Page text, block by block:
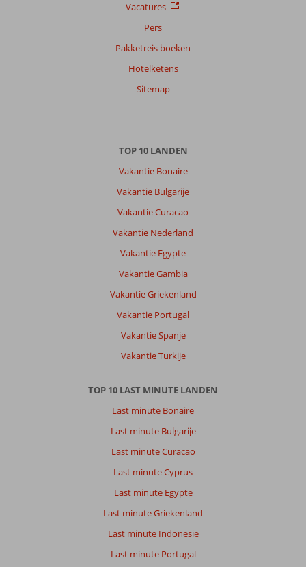
Vacatures
Pers
Pakketreis boeken
Hotelketens
Sitemap
TOP 10 LANDEN
Vakantie Bonaire
Vakantie Bulgarije
Vakantie Curacao
Vakantie Nederland
Vakantie Egypte
Vakantie Gambia
Vakantie Griekenland
Vakantie Portugal
Vakantie Spanje
Vakantie Turkije
TOP 10 LAST MINUTE LANDEN
Last minute Bonaire
Last minute Bulgarije
Last minute Curacao
Last minute Cyprus
Last minute Egypte
Last minute Griekenland
Last minute Indonesië
Last minute Portugal